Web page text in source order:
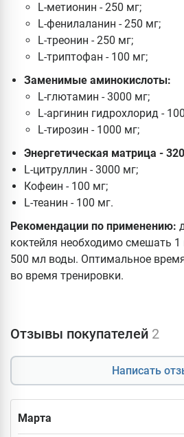
L-метионин - 250 мг;
L-фенилаланин - 250 мг;
L-треонин - 250 мг;
L-триптофан - 100 мг;
Заменимые аминокислоты:
L-глютамин - 3000 мг;
L-аргинин гидрохлорид -
L-тирозин - 1000 мг;
Энергетическая матрица -
L-цитруллин - 3000 мг;
Кофеин - 100 мг;
L-теанин - 100 мг.
Рекомендации по применению:
коктейля необходимо смешать
500 мл воды. Оптимальное
во время тренировки.
Отзывы покупателей 2
Написать
Марта